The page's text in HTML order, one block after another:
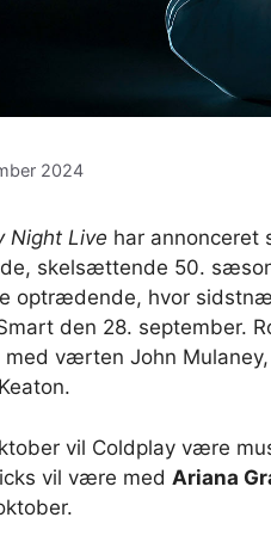
2024
Night Live har annonceret
skelsættende 50.
optrædende, hvor
den 28. september.
med værten John
vil Coldplay være
vil være med Ariana